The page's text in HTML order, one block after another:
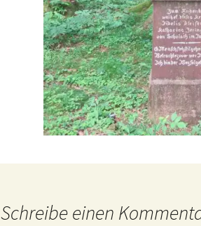
Schreibe einen